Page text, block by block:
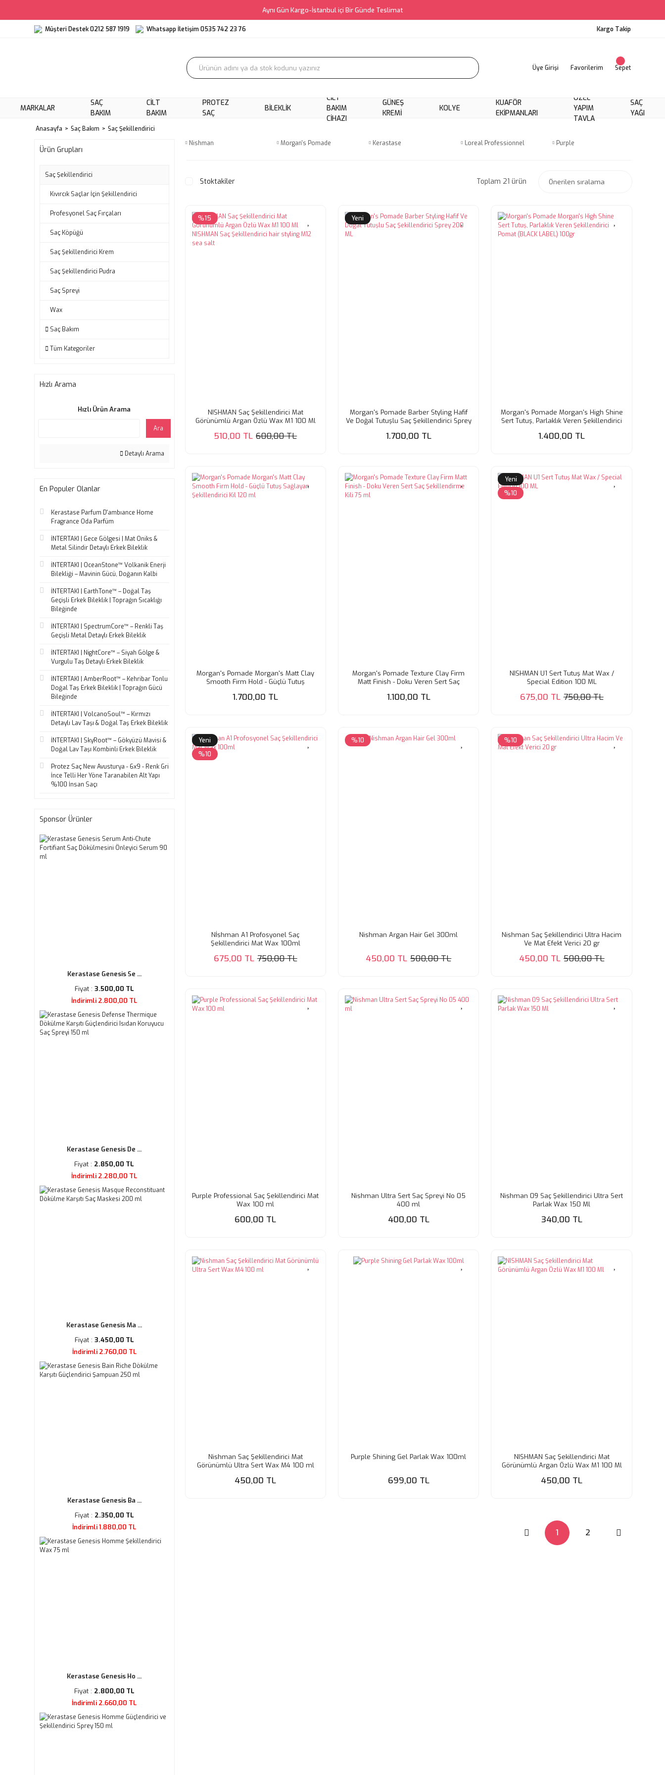
Aynı Gün Kargo-İstanbul içi Bir Günde Teslimat
Müşteri Destek 0212 587 1919 Whatsapp İletişim 0535 742 23 76 Kargo Takip
Üye Girişi Favorilerim Sepet
MARKALAR
SAÇ
BAKIM
CILT
BAKIM
PROTEZ
SAÇ
BILEKLIK
CILT
BAKIM
CIHAZI
GÜNEŞ
KREMI
KOLYE
KUAFÖR
EKIPMANLARI
ÖZEL
YAPIM
TAVLA
SAÇ
YAĞI
Anasayfa Saç Bakım Saç Şekillendirici
Ürün Grupları
Saç Şekillendirici
Kıvırcık Saçlar İçin Şekillendirici
Profesyonel Saç Fırçaları
Saç Köpüğü
Saç Şekillendirici Krem
Saç Şekillendirici Pudra
Saç Spreyi
Wax
Saç Bakım
Tüm Kategoriler
Hızlı Arama
Hızlı Ürün Arama
Ara
Detaylı Arama
En Populer Olanlar
Kerastase Parfum D'ambıance Home
Fragrance Oda Parfüm
İNTERTAKI | Gece Gölgesi | Mat Oniks &
Metal Silindir Detaylı Erkek Bileklik
İNTERTAKI | OceanStone™ Volkanik Enerji
Bilekliği – Mavinin Gücü, Doğanın Kalbi
İNTERTAKI | EarthTone™ – Doğal Taş
Geçişli Erkek Bileklik | Toprağın Sıcaklığı
Bileğinde
İNTERTAKI | SpectrumCore™ – Renkli Taş
Geçişli Metal Detaylı Erkek Bileklik
İNTERTAKI | NightCore™ – Siyah Gölge &
Vurgulu Taş Detaylı Erkek Bileklik
İNTERTAKI | AmberRoot™ – Kehribar Tonlu
Doğal Taş Erkek Bileklik | Toprağın Gücü
Bileğinde
İNTERTAKI | VolcanoSoul™ – Kırmızı
Detaylı Lav Taşı & Doğal Taş Erkek Bileklik
İNTERTAKI | SkyRoot™ – Gökyüzü Mavisi &
Doğal Lav Taşı Kombinli Erkek Bileklik
Protez Saç New Avusturya - 6x9 - Renk Gri
İnce Telli Her Yöne Taranabilen Alt Yapı
%100 İnsan Saçı
Sponsor Ürünler
Kerastase Genesis Se ...
Fiyat : 3.500,00 TL
İndirimli 2.800,00 TL
Kerastase Genesis De ...
Fiyat : 2.850,00 TL
İndirimli 2.280,00 TL
Kerastase Genesis Ma ...
Fiyat : 3.450,00 TL
İndirimli 2.760,00 TL
Kerastase Genesis Ba ...
Fiyat : 2.350,00 TL
İndirimli 1.880,00 TL
Kerastase Genesis Ho ...
Fiyat : 2.800,00 TL
İndirimli 2.660,00 TL
Nishman Morgan's Pomade Kerastase Loreal Professionnel Purple
Stoktakiler Toplam 21 ürün
%15
NISHMAN Saç Şekillendirici Mat
Görünümlü Argan Özlü Wax M1 100 Ml
M12 sea salt
510,00 TL 600,00 TL
Yeni
Morgan's Pomade Barber Styling Hafif
Ve Doğal Tutuşlu Saç Şekillendirici Sprey
1.700,00 TL
Morgan's Pomade Morgan's High Shine
Sert Tutuş, Parlaklık Veren Şekillendirici
1.400,00 TL
Morgan's Pomade Morgan's Matt Clay
Smooth Firm Hold - Güçlü Tutuş
1.700,00 TL
Morgan's Pomade Texture Clay Firm
Matt Finish - Doku Veren Sert Saç
1.100,00 TL
Yeni
%10
NISHMAN U1 Sert Tutuş Mat Wax /
Special Edition 100 ML
675,00 TL 750,00 TL
Yeni
%10
Nİshman A1 Profosyonel Saç
Şekillendirici Mat Wax 100ml
675,00 TL 750,00 TL
%10
Nishman Argan Hair Gel 300ml
450,00 TL 500,00 TL
%10
Nishman Saç Şekillendirici Ultra Hacim
Ve Mat Efekt Verici 20 gr
450,00 TL 500,00 TL
Purple Professional Saç Şekillendirici Mat
Wax 100 ml
600,00 TL
Nishman Ultra Sert Saç Spreyi No 05
400 ml
400,00 TL
Nishman 09 Saç Şekillendirici Ultra Sert
Parlak Wax 150 Ml
340,00 TL
Nishman Saç Şekillendirici Mat
Görünümlü Ultra Sert Wax M4 100 ml
450,00 TL
Purple Shining Gel Parlak Wax 100ml
699,00 TL
NISHMAN Saç Şekillendirici Mat
Görünümlü Argan Özlü Wax M1 100 Ml
450,00 TL
1 2